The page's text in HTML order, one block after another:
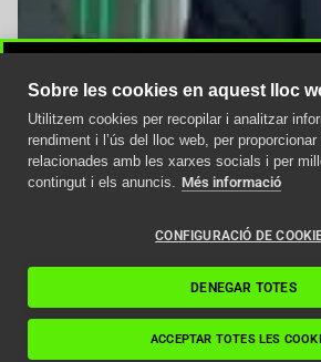
Sobre les cookies en aquest lloc
Utilitzem cookies per recopilar i analitzar
rendiment i l’ús del lloc web, per
relacionades amb les xarxes socials i per
contingut i els anuncis. Més informació
CONFIGURACIÓ DE
DENEGAR TOTES
ACCEPTAR TOTES LES
Avís important
Com afecta la nova
ascensors en 2024
Llegir article